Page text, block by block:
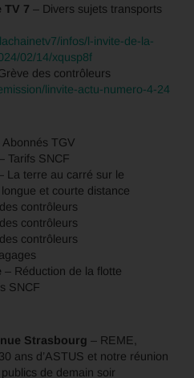
TV 7 – Divers sujets transports
infos/l-invite-de-la-
02/14/xqusp8f
des contrôleurs
linvite-actu-numero-4-24
Abonnés TGV
Tarifs SNCF
La terre au carré sur le
et courte distance
contrôleurs
contrôleurs
contrôleurs
– Réduction de la flotte
SNCF
Strasbourg – REME,
ans d’ASTUS et notre réunion
de demain soir